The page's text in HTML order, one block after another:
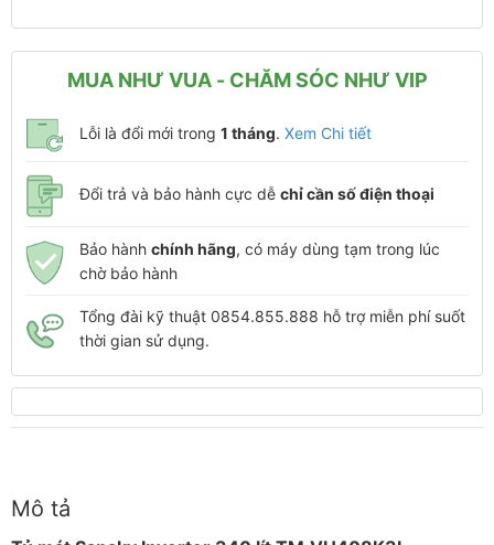
MUA NHƯ VUA - CHĂM SÓC NHƯ VIP
Lỗi là đổi mới trong 1 tháng. Xem Chi tiết
Đổi trả và bảo hành cực dễ chỉ cần số điện thoại
Bảo hành chính hãng, có máy dùng tạm trong lúc
chờ bảo hành
Tổng đài kỹ thuật 0854.855.888 hỗ trợ miễn phí suốt
thời gian sử dụng.
Mô tả